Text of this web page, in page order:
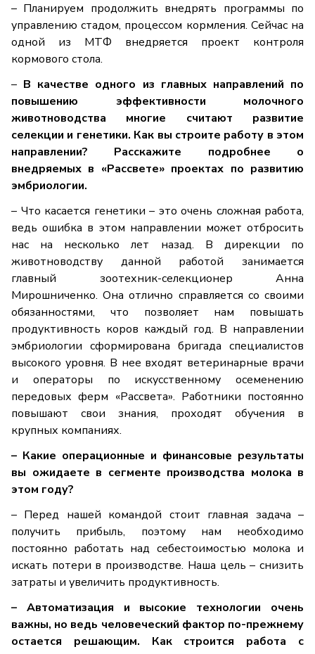
– Планируем продолжить внедрять программы по
управлению стадом, процессом кормления. Сейчас на
одной из МТФ внедряется проект контроля
кормового стола.
– В качестве одного из главных направлений по
повышению эффективности молочного
животноводства многие считают развитие
селекции и генетики. Как вы строите работу в этом
направлении? Расскажите подробнее о
внедряемых в «Рассвете» проектах по развитию
эмбриологии.
– Что касается генетики – это очень сложная работа,
ведь ошибка в этом направлении может отбросить
нас на несколько лет назад. В дирекции по
животноводству данной работой занимается
главный зоотехник-селекционер Анна
Мирошниченко. Она отлично справляется со своими
обязанностями, что позволяет нам повышать
продуктивность коров каждый год. В направлении
эмбриологии сформирована бригада специалистов
высокого уровня. В нее входят ветеринарные врачи
и операторы по искусственному осеменению
передовых ферм «Рассвета». Работники постоянно
повышают свои знания, проходят обучения в
крупных компаниях.
– Какие операционные и финансовые результаты
вы ожидаете в сегменте производства молока в
этом году?
– Перед нашей командой стоит главная задача –
получить прибыль, поэтому нам необходимо
постоянно работать над себестоимостью молока и
искать потери в производстве. Наша цель – снизить
затраты и увеличить продуктивность.
– Автоматизация и высокие технологии очень
важны, но ведь человеческий фактор по-прежнему
остается решающим. Как строится работа с